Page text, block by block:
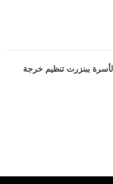
ببنزرت تنظيم خرجة